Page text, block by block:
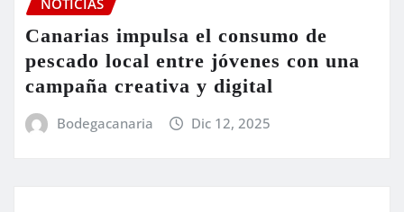
Canarias impulsa el consumo de
pescado local entre jóvenes con una
campaña creativa y digital
Bodegacanaria Dic 12, 2025